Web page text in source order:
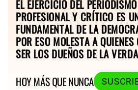
EL EJERCICIO DEL PERIODISMO
PROFESIONAL Y CRÍTICO ES
FUNDAMENTAL DE LA
POR ESO MOLESTA A QUIENES
SER LOS DUEÑOS DE LA
HOY MÁS QUE NUNCA